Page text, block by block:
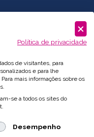
Política de privacidade
de visitantes, para
e para lhe
mais informações sobre os
se a todos os sites do
Desempenho